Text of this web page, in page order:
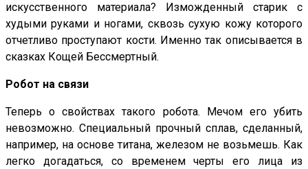
искусственного материала? Изможденный старик с
худыми руками и ногами, сквозь сухую кожу которого
отчетливо проступают кости. Именно так описывается в
сказках Кощей Бессмертный.
Робот на связи
Теперь о свойствах такого робота. Мечом его убить
невозможно. Специальный прочный сплав, сделанный,
например, на основе титана, железом не возьмешь. Как
легко догадаться, со временем черты его лица из